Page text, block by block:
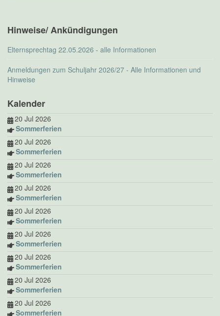
Hinweise/ Ankündigungen
Elternsprechtag 22.05.2026 - alle Informationen
Anmeldungen zum Schuljahr 2026/27 - Alle Informationen und
Hinweise
Kalender
20 Jul 2026
Sommerferien
20 Jul 2026
Sommerferien
20 Jul 2026
Sommerferien
20 Jul 2026
Sommerferien
20 Jul 2026
Sommerferien
20 Jul 2026
Sommerferien
20 Jul 2026
Sommerferien
20 Jul 2026
Sommerferien
20 Jul 2026
Sommerferien